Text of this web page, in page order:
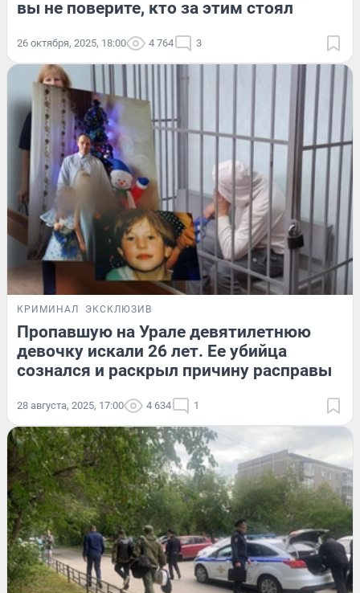
вы не поверите, кто за этим стоял
26 октября, 2025, 18:00 4 764 3
КРИМИНАЛ ЭКСКЛЮЗИВ
Пропавшую на Урале девятилетнюю
девочку искали 26 лет. Ее убийца
сознался и раскрыл причину расправы
28 августа, 2025, 17:00 4 634 1